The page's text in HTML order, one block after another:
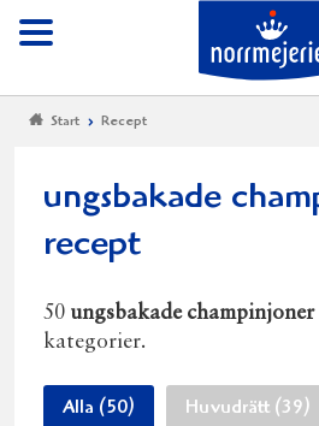
Meny
Start Recept
ungsbakade
recept
50 ungsbakade champinjoner
kategorier.
Alla (50) Huvudrätt (39)